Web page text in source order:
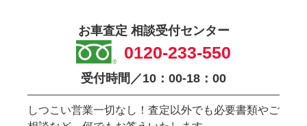
お車査定 相談受付センター
0120-233-550
受付時間／10：00-18：00
しつこい営業一切なし！査定以外でも必要書類やご